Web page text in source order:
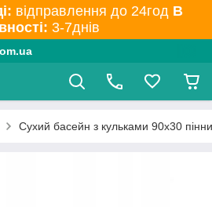
відправлення до 24год В
3-7днів
Сухий басейн з кульками 90x30